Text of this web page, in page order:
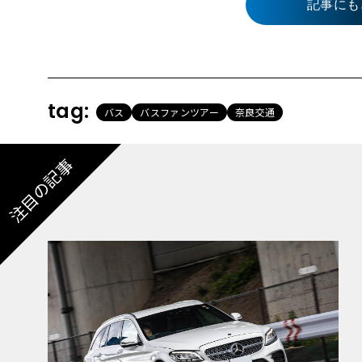
記事に
tag: バス バスファンツアー 奈良交通
注目の記事